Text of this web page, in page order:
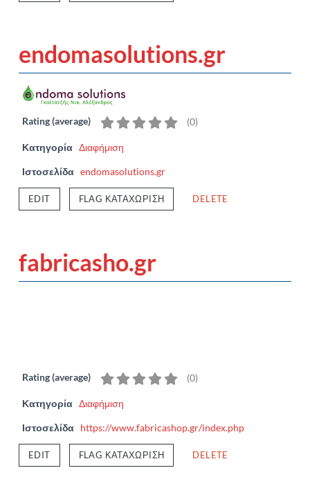
endomasolutions.gr
Rating (average) (0)
Κατηγορία Διαφήμιση
Ιστοσελίδα endomasolutions.gr
EDIT FLAG ΚΑΤΑΧΏΡΙΣΗ DELETE
fabricasho.gr
Rating (average) (0)
Κατηγορία Διαφήμιση
Ιστοσελίδα https://www.fabricashop.gr/index.php
EDIT FLAG ΚΑΤΑΧΏΡΙΣΗ DELETE